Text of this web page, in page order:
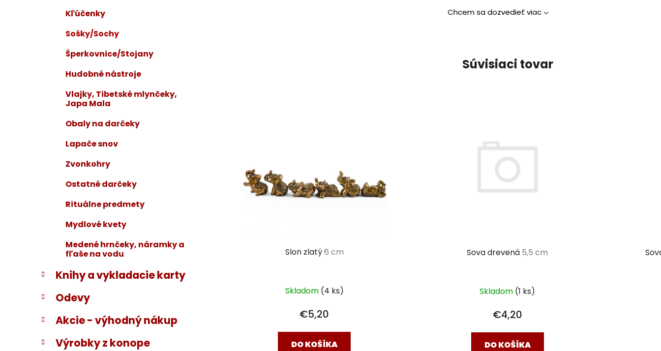
Kľúčenky
Sošky/Sochy
Šperkovnice/Stojany
Hudobné nástroje
Vlajky, Tibetské mlynčeky,
Japa Mala
Obaly na darčeky
Lapače snov
Zvonkohry
Ostatné darčeky
Rituálne predmety
Mydlové kvety
Medené hrnčeky, náramky a
fľaše na vodu
Knihy a vykladacie karty
Odevy
Akcie - výhodný nákup
Výrobky z konope
Chcem sa dozvedieť viac
Súvisiaci tovar
Slon zlatý6 cm
Skladom (4 ks)
€5,20
DO KOŠÍKA
Sova drevená 5,5 cm
Skladom (1 ks)
€4,20
DO KOŠÍKA